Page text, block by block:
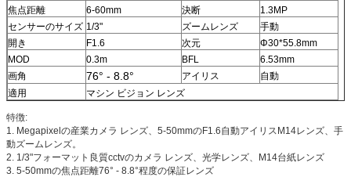
焦点距離
6-60mm 決断
1.3MP
センサーのサイズ 1/3" ズームレンズ
手動
開き
F1.6 次元
Φ30*55.8mm
MOD
0.3m BFL
6.53mm
画角
76° - 8.8° アイリス
自動
適用
マシン ビジョン レンズ
特徴:
1. Megapixelの産業カメラ レンズ、5-50mmのF1.6自動アイリスM14レンズ、手
動ズームレンズ。
2. 1/3"フォーマット良質cctvのカメラ レンズ、光学レンズ、M14台紙レンズ
3. 5-50mmの焦点距離76° - 8.8°程度の保証レンズ